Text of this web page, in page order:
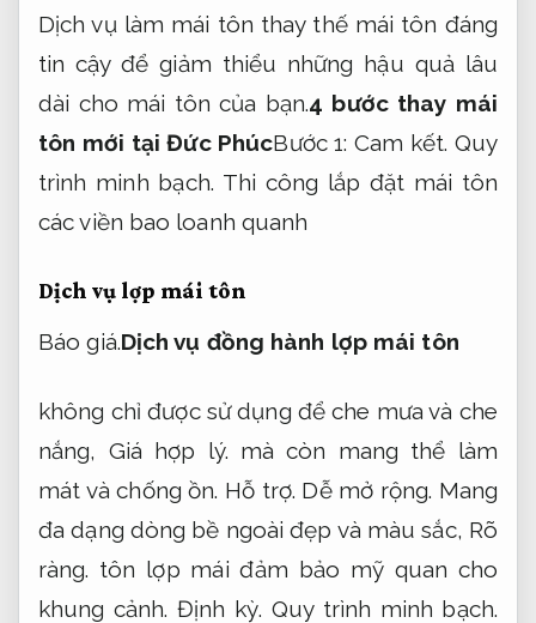
Dịch vụ làm mái tôn thay thế mái tôn đáng
tin cậy để giảm thiểu những hậu quả lâu
dài cho mái tôn của bạn.4 bước thay mái
tôn mới tại Đức PhúcBước 1:Cam kết. Quy
trình minh bạch. Thi công lắp đặt mái tôn
các viền bao loanh quanh
Dịch vụ lợp mái tôn
Báo giá.Dịch vụ đồng hành lợp mái tôn
không chỉ được sử dụng để che mưa và che
nắng, Giá hợp lý. mà còn mang thể làm
mát và chống ồn. Hỗ trợ. Dễ mở rộng. Mang
đa dạng dòng bề ngoài đẹp và màu sắc, Rõ
ràng. tôn lợp mái đảm bảo mỹ quan cho
khung cảnh.Định kỳ. Quy trình minh bạch.